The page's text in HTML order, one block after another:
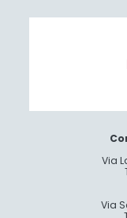
Via
Via